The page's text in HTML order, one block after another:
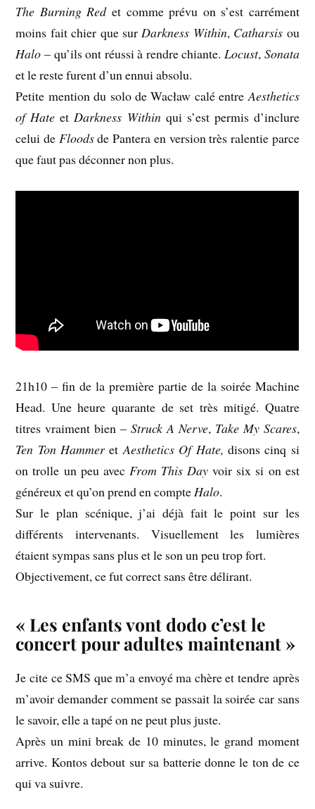
The Burning Redet comme prévu on s’est carrément
moins fait chier que surDarkness Within, Catharsis ou
Halo – qu’ils ont réussi à rendre chiante.Locust, Sonata
et le reste furent d’un ennui absolu.
Petite mention du solo de Wacław calé entreAesthetics
of Hate etDarkness Withinqui s’est permis d’inclure
celui de Floodsde Pantera en version très ralentie parce
que faut pas déconner non plus.
21h10 – fin de la première partie de la soirée Machine
Head. Une heure quarante de set très mitigé. Quatre
titres vraiment bien –Struck A Nerve, Take My Scares,
Ten Ton HammeretAesthetics Of Hate, disons cinq si
on trolle un peu avecFrom This Day voir six si on est
généreux et qu’on prend en compteHalo.
Sur le plan scénique, j’ai déjà fait le point sur les
différents intervenants. Visuellement les lumières
étaient sympas sans plus et le son un peu trop fort.
Objectivement, ce fut correct sans être délirant.
« Les enfants vont dodo c’est le
concert pour adultes maintenant »
Je cite ce SMS que m’a envoyé ma chère et tendre après
m’avoir demander comment se passait la soirée car sans
le savoir, elle a tapé on ne peut plus juste.
Après un mini break de 10 minutes, le grand moment
arrive. Kontos debout sur sa batterie donne le ton de ce
qui va suivre.